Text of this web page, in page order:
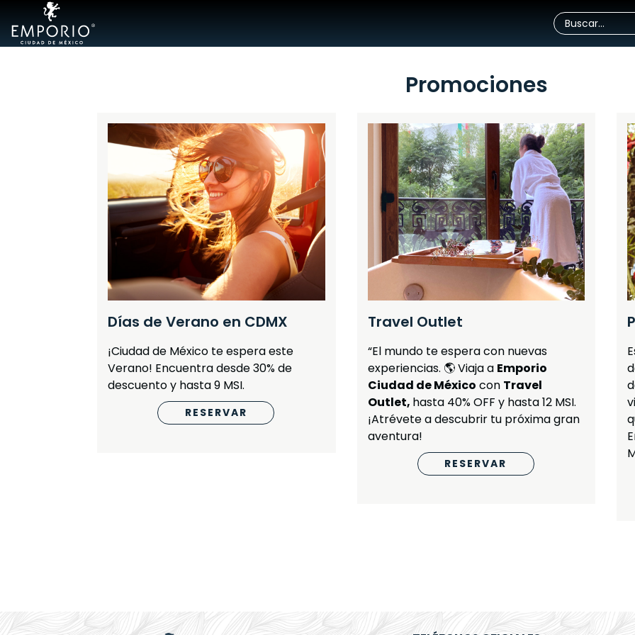
Zacatecas
Promociones
Días de Verano en CDMX
¡Ciudad de México te espera este
Verano! Encuentra desde 30% de
descuento y hasta 9 MSI.
RESERVAR
Travel Outlet
“El mundo te espera con nuevas
experiencias. 🌎 Viaja a Emporio
Ciudad de México con Travel
Outlet, hasta 40% OFF y hasta 12 MSI.
¡Atrévete a descubrir tu próxima gran
aventura!
RESERVAR